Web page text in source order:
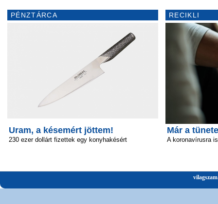
PÉNZTÁRCA
Uram, a késemért jöttem!
230 ezer dollárt fizettek egy konyhakésért
RECIKLI
Már a
A koronavírusra